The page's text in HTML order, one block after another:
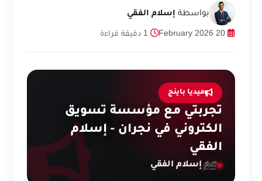
بواسطة إسلام الفقي
ميديا باينج
تجربتي مع مؤسسة تسويق
الكتروني في نجران - إسلام
الفقي
إسلام الفقي